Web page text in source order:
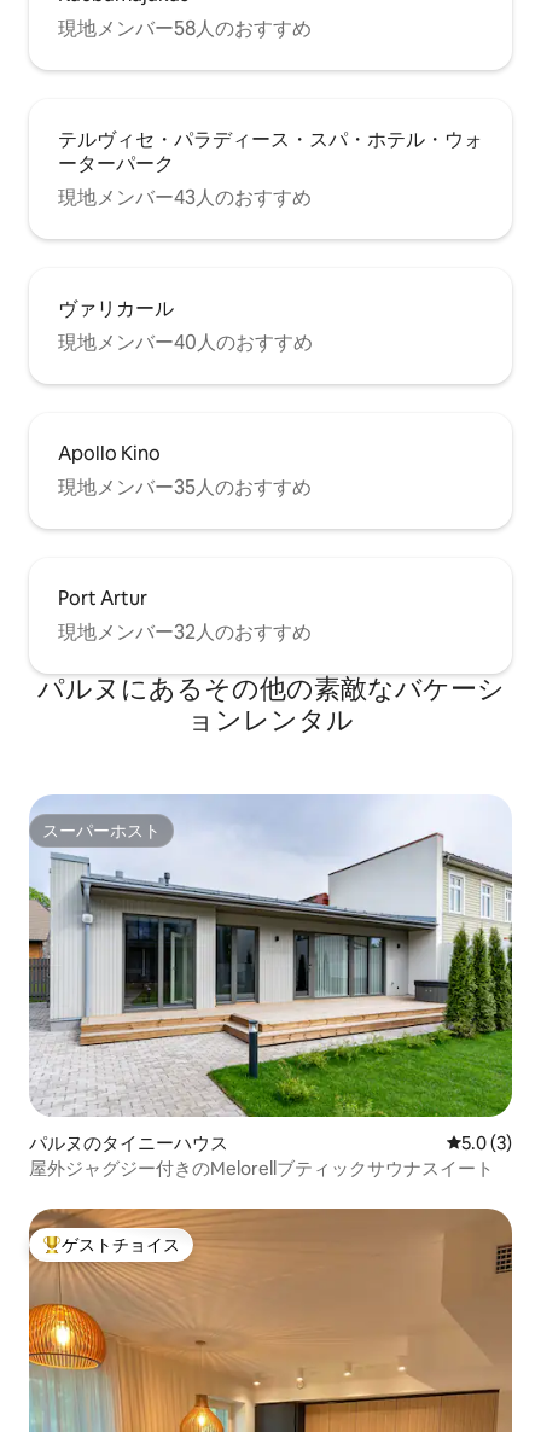
現地メンバー58人のおすすめ
テルヴィセ・パラディース・スパ・ホテル・ウォ
ーターパーク
現地メンバー43人のおすすめ
ヴァリカール
現地メンバー40人のおすすめ
Apollo Kino
現地メンバー35人のおすすめ
Port Artur
現地メンバー32人のおすすめ
パルヌにあるその他の素敵なバケーシ
ョンレンタル
スーパーホスト
スーパーホスト
パルヌのタイニーハウス レビュー3
5.0 (3)
屋外ジャグジー付きのMelorellブティックサウナスイート
大好評のゲストチョイスです。
ゲストチョイス